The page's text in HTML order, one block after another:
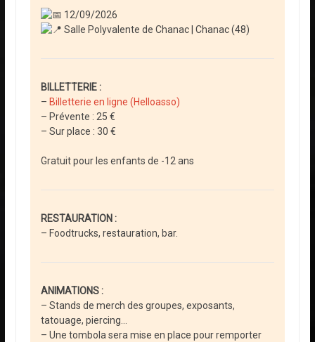
12/09/2026
Salle Polyvalente de Chanac | Chanac (48)
BILLETTERIE :
– Billetterie en ligne (Helloasso)
– Prévente : 25 €
– Sur place : 30 €
Gratuit pour les enfants de -12 ans
RESTAURATION :
– Foodtrucks, restauration, bar.
ANIMATIONS :
– Stands de merch des groupes, exposants,
tatouage, piercing…
– Une tombola sera mise en place pour remporter